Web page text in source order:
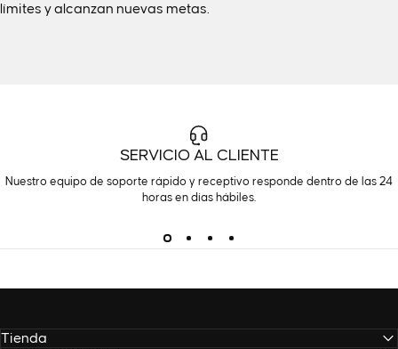
límites y alcanzan nuevas metas.
SERVICIO AL CLIENTE
Nuestro equipo de soporte rápido y receptivo responde dentro de las 24
horas en días hábiles.
Tienda